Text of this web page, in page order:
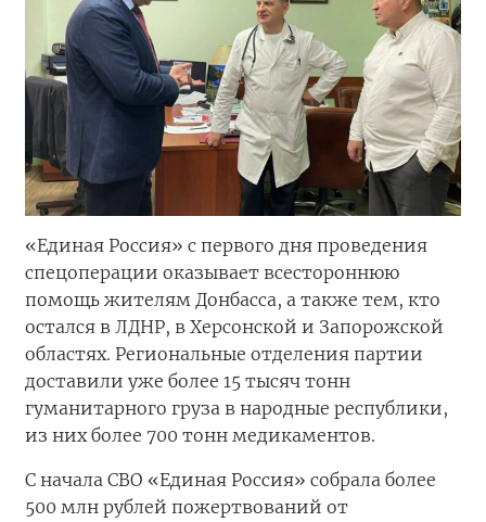
«Единая Россия» с первого дня проведения
спецоперации оказывает всестороннюю
помощь жителям Донбасса, а также тем, кто
остался в ЛДНР, в Херсонской и Запорожской
областях. Региональные отделения партии
доставили уже более 15 тысяч тонн
гуманитарного груза в народные республики,
из них более 700 тонн медикаментов.
С начала СВО «Единая Россия» собрала более
500 млн рублей пожертвований от